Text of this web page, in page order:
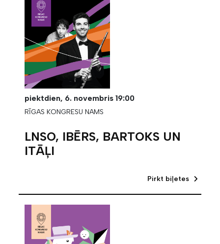
piektdien, 6. novembris 19:00
RĪGAS KONGRESU NAMS
LNSO, IBĒRS, BARTOKS UN
ITĀĻI
Pirkt biļetes